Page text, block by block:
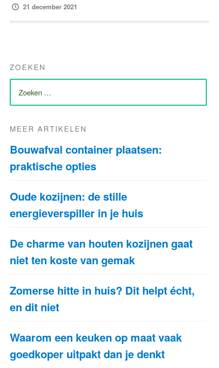
21 december 2021
ZOEKEN
ZOEK
NAAR:
MEER ARTIKELEN
Bouwafval container plaatsen:
praktische opties
Oude kozijnen: de stille
energieverspiller in je huis
De charme van houten kozijnen gaat
niet ten koste van gemak
Zomerse hitte in huis? Dit helpt écht,
en dit niet
Waarom een keuken op maat vaak
goedkoper uitpakt dan je denkt